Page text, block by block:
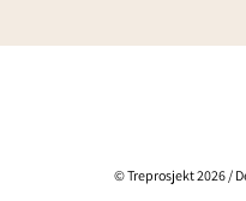
© Treprosjekt 2026 /